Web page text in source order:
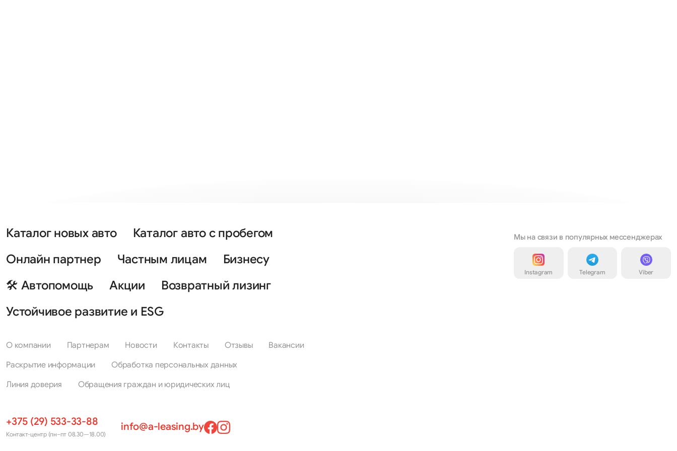
Каталог новых авто
Каталог авто с пробегом
Онлайн партнер
Частным лицам
Бизнесу
🛠 Автопомощь
Акции
Возвратный лизинг
Устойчивое развитие и ESG
О компании Партнерам Новости Контакты Отзывы
Вакансии
Раскрытие информации
Обработка персональных данных
Линия доверия
Обращения граждан и юридических лиц
+375 (29) 533-33-88
Контакт-центр (пн–пт 08.30—18.00)
info@a-leasing.by
Мы на связи в популярных мессенджерах
Instagram Telegram Viber